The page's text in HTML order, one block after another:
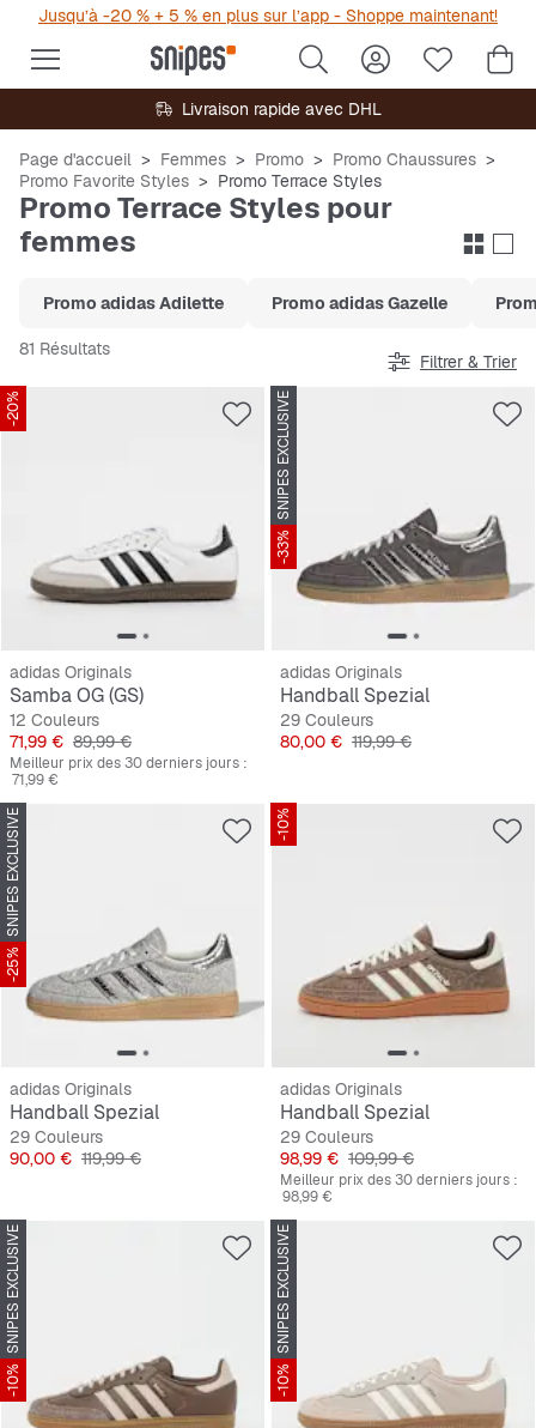
Jusqu’à -20 % + 5 % en plus sur l’app - Shoppe maintenant!
Livraison rapide avec DHL
Page d'accueil Femmes Promo
Promo Chaussures
Promo Favorite Styles
Promo Terrace Styles
Promo Terrace Styles pour
femmes
Promo adidas Adilette Promo adidas Gazelle
81 Résultats
Filtrer & Trier
-20%
adidas Originals
Samba OG (GS)
12 Couleurs
Prix
71,99 € Prix original
89,99 €
Meilleur prix des 30 derniers jours :
71,99 €
SNIPES EXCLUSIVE
-33%
adidas Originals
Handball Spezial
29 Couleurs
Prix
80,00 € Prix original
119,99 €
SNIPES EXCLUSIVE
-25%
adidas Originals
Handball Spezial
29 Couleurs
Prix
90,00 € Prix original
119,99 €
-10%
adidas Originals
Handball Spezial
29 Couleurs
Prix
98,99 € Prix original
109,99 €
Meilleur prix des 30 derniers jours :
98,99 €
SNIPES EXCLUSIVE
-10%
SNIPES EXCLUSIVE
-10%